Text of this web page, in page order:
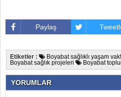
Paylaş
Etiketler : Boyabat sağlıklı yaşam
Boyabat sağlık projeleri
Boyabat
YORUMLAR